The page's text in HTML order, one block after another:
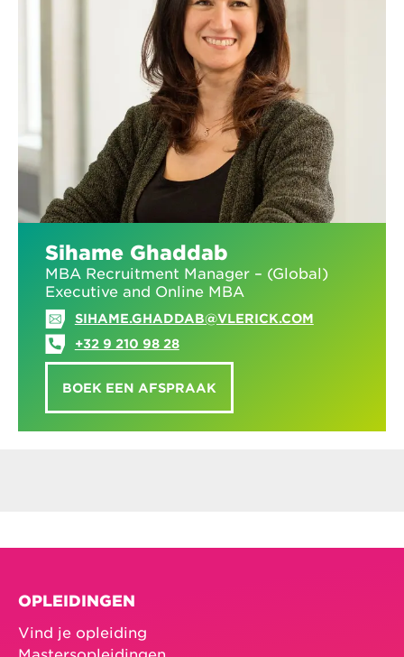
Sihame Ghaddab
MBA Recruitment Manager – (Global)
Executive and Online MBA
SIHAME.GHADDAB@VLERICK.COM
+32 9 210 98 28
BOEK EEN AFSPRAAK
OPLEIDINGEN
Vind je opleiding